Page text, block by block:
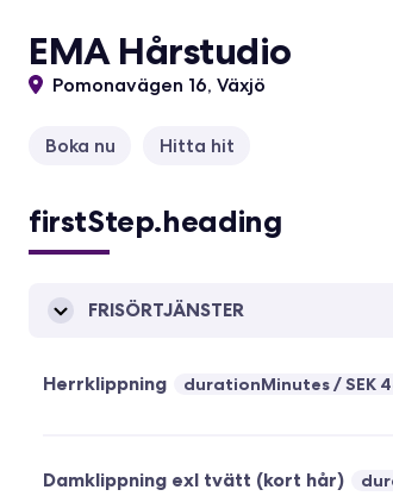
EMA Hårstudio
Pomonavägen 16, Växjö
Boka nu Hitta hit
firstStep.heading
FRISÖRTJÄNSTER
Herrklippning durationMinutes SEK
Damklippning exl tvätt (kort hår)